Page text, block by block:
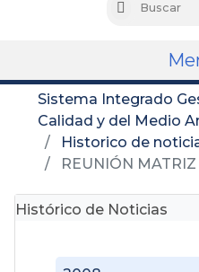
Buscar
Sistema Integrado
Calidad y del Medio
Historico de
REUNIÓN MATRIZ
Histórico de Noticias